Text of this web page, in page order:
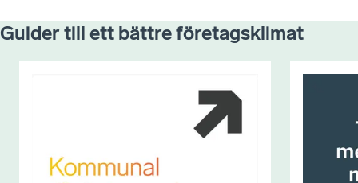
Guider till ett bättre företagsklimat